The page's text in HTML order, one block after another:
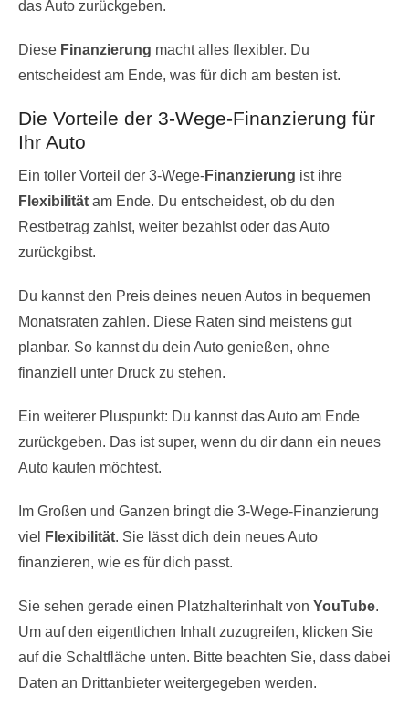
das Auto zurückgeben.
Diese Finanzierung macht alles flexibler. Du
entscheidest am Ende, was für dich am besten ist.
Die Vorteile der 3-Wege-Finanzierung für
Ihr Auto
Ein toller Vorteil der 3-Wege-Finanzierung ist ihre
Flexibilität am Ende. Du entscheidest, ob du den
Restbetrag zahlst, weiter bezahlst oder das Auto
zurückgibst.
Du kannst den Preis deines neuen Autos in bequemen
Monatsraten zahlen. Diese Raten sind meistens gut
planbar. So kannst du dein Auto genießen, ohne
finanziell unter Druck zu stehen.
Ein weiterer Pluspunkt: Du kannst das Auto am Ende
zurückgeben. Das ist super, wenn du dir dann ein neues
Auto kaufen möchtest.
Im Großen und Ganzen bringt die 3-Wege-Finanzierung
viel
Flexibilität. Sie lässt dich dein neues Auto
finanzieren, wie es für dich passt.
Sie sehen gerade einen Platzhalterinhalt von YouTube.
Um auf den eigentlichen Inhalt zuzugreifen, klicken Sie
auf die Schaltfläche unten. Bitte beachten Sie, dass dabei
Daten an Drittanbieter weitergegeben werden.